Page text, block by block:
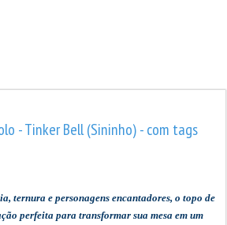
- Tinker Bell (Sininho) - com tags
ternura e personagens encantadores, o topo de
perfeita para transformar sua mesa em um